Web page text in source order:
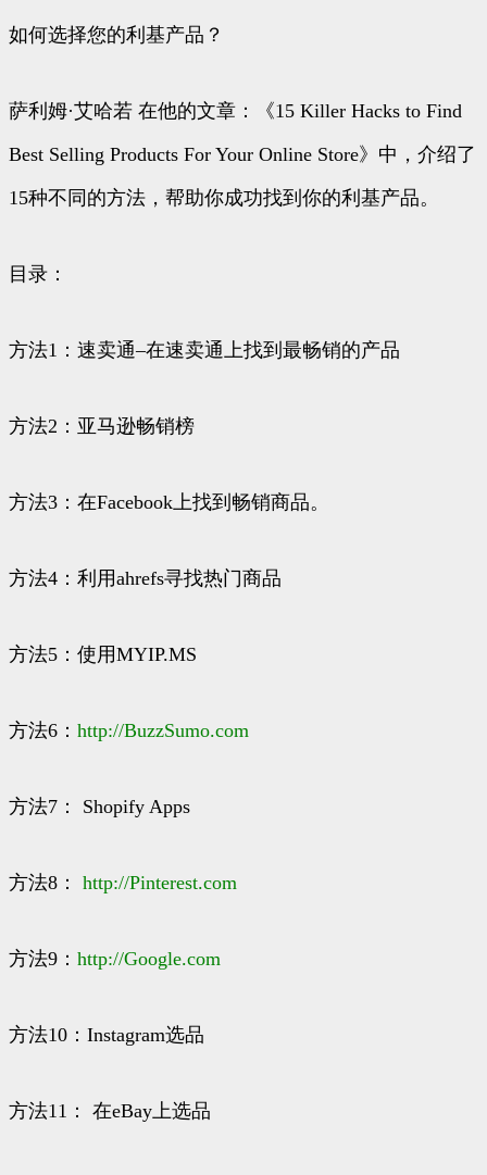
如何选择您的利基产品？
萨利姆·艾哈若 在他的文章：《15 Killer Hacks to Find
Best Selling Products For Your Online Store》中，介绍了
15种不同的方法，帮助你成功找到你的利基产品。
目录：
方法1：速卖通–在速卖通上找到最畅销的产品
方法2：亚马逊畅销榜
方法3：在Facebook上找到畅销商品。
方法4：利用ahrefs寻找热门商品
方法5：使用MYIP.MS
方法6： http://BuzzSumo.com
方法7： Shopify Apps
方法8： http://Pinterest.com
方法9： http://Google.com
方法10：Instagram选品
方法11： 在eBay上选品